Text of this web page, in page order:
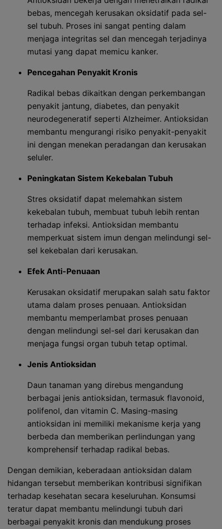
bebas, mencegah kerusakan oksidatif pada sel-
sel tubuh. Proses ini sangat penting dalam
menjaga integritas sel dan mencegah terjadinya
mutasi yang dapat memicu kanker.
Pencegahan Penyakit Kronis
Radikal bebas dikaitkan dengan perkembangan
penyakit jantung, diabetes, dan penyakit
neurodegeneratif seperti Alzheimer. Antioksidan
membantu mengurangi risiko penyakit-penyakit
ini dengan menekan peradangan dan kerusakan
seluler.
Peningkatan Sistem Kekebalan Tubuh
Stres oksidatif dapat melemahkan sistem
kekebalan tubuh, membuat tubuh lebih rentan
terhadap infeksi. Antioksidan membantu
memperkuat sistem imun dengan melindungi sel-
sel kekebalan dari kerusakan.
Efek Anti-Penuaan
Kerusakan oksidatif merupakan salah satu faktor
utama dalam proses penuaan. Antioksidan
membantu memperlambat proses penuaan
dengan melindungi sel-sel dari kerusakan dan
menjaga fungsi organ tubuh tetap optimal.
Jenis Antioksidan
Daun tanaman yang direbus mengandung
berbagai jenis antioksidan, termasuk flavonoid,
polifenol, dan vitamin C. Masing-masing
antioksidan ini memiliki mekanisme kerja yang
berbeda dan memberikan perlindungan yang
komprehensif terhadap radikal bebas.
Dengan demikian, keberadaan antioksidan dalam
hidangan tersebut memberikan kontribusi signifikan
terhadap kesehatan secara keseluruhan. Konsumsi
teratur dapat membantu melindungi tubuh dari
berbagai penyakit kronis dan mendukung proses